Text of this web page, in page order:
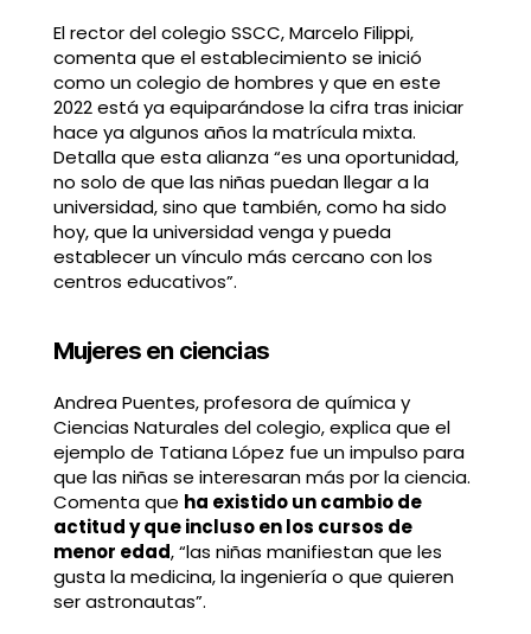
El rector del colegio SSCC, Marcelo Filippi,
comenta que el establecimiento se inició
como un colegio de hombres y que en este
2022 está ya equiparándose la cifra tras iniciar
hace ya algunos años la matrícula mixta.
Detalla que esta alianza “es una oportunidad,
no solo de que las niñas puedan llegar a la
universidad, sino que también, como ha sido
hoy, que la universidad venga y pueda
establecer un vínculo más cercano con los
centros educativos”.
Mujeres en ciencias
Andrea Puentes, profesora de química y
Ciencias Naturales del colegio, explica que el
ejemplo de Tatiana López fue un impulso para
que las niñas se interesaran más por la ciencia.
Comenta que ha existido un cambio de
actitud y que incluso en los cursos de
menor edad, “las niñas manifiestan que les
gusta la medicina, la ingeniería o que quieren
ser astronautas”.